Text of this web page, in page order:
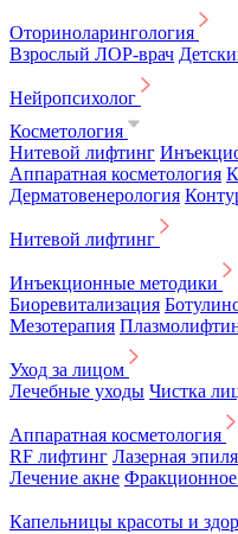
Оториноларингология
Взрослый ЛОР-врач
Нейропсихолог
Косметология
Нитевой лифтинг
Аппаратная косметология
Дерматовенерология
Нитевой лифтинг
Инъекционные методики
Биоревитализация
Мезотерапия
Уход за лицом
Лечебные уходы Чистка
Аппаратная косметология
RF лифтинг Лазерная
Лечение акне
Капельницы красоты и